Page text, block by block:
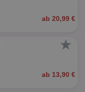
ab 20,99 €
★
ab 13,90 €